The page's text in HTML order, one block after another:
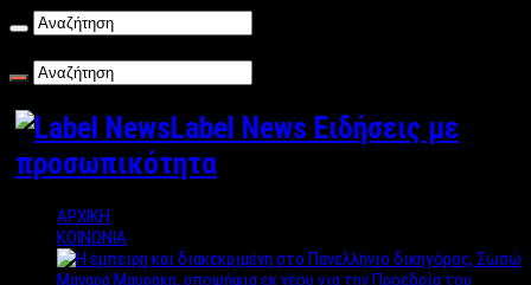
Label News Ειδήσεις με
προσωπικότητα
ΑΡΧΙΚΗ
ΚΟΙΝΩΝΙΑ